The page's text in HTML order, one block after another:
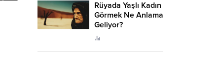
Rüyada Yaşlı Kadın
Görmek Ne Anlama
Geliyor?